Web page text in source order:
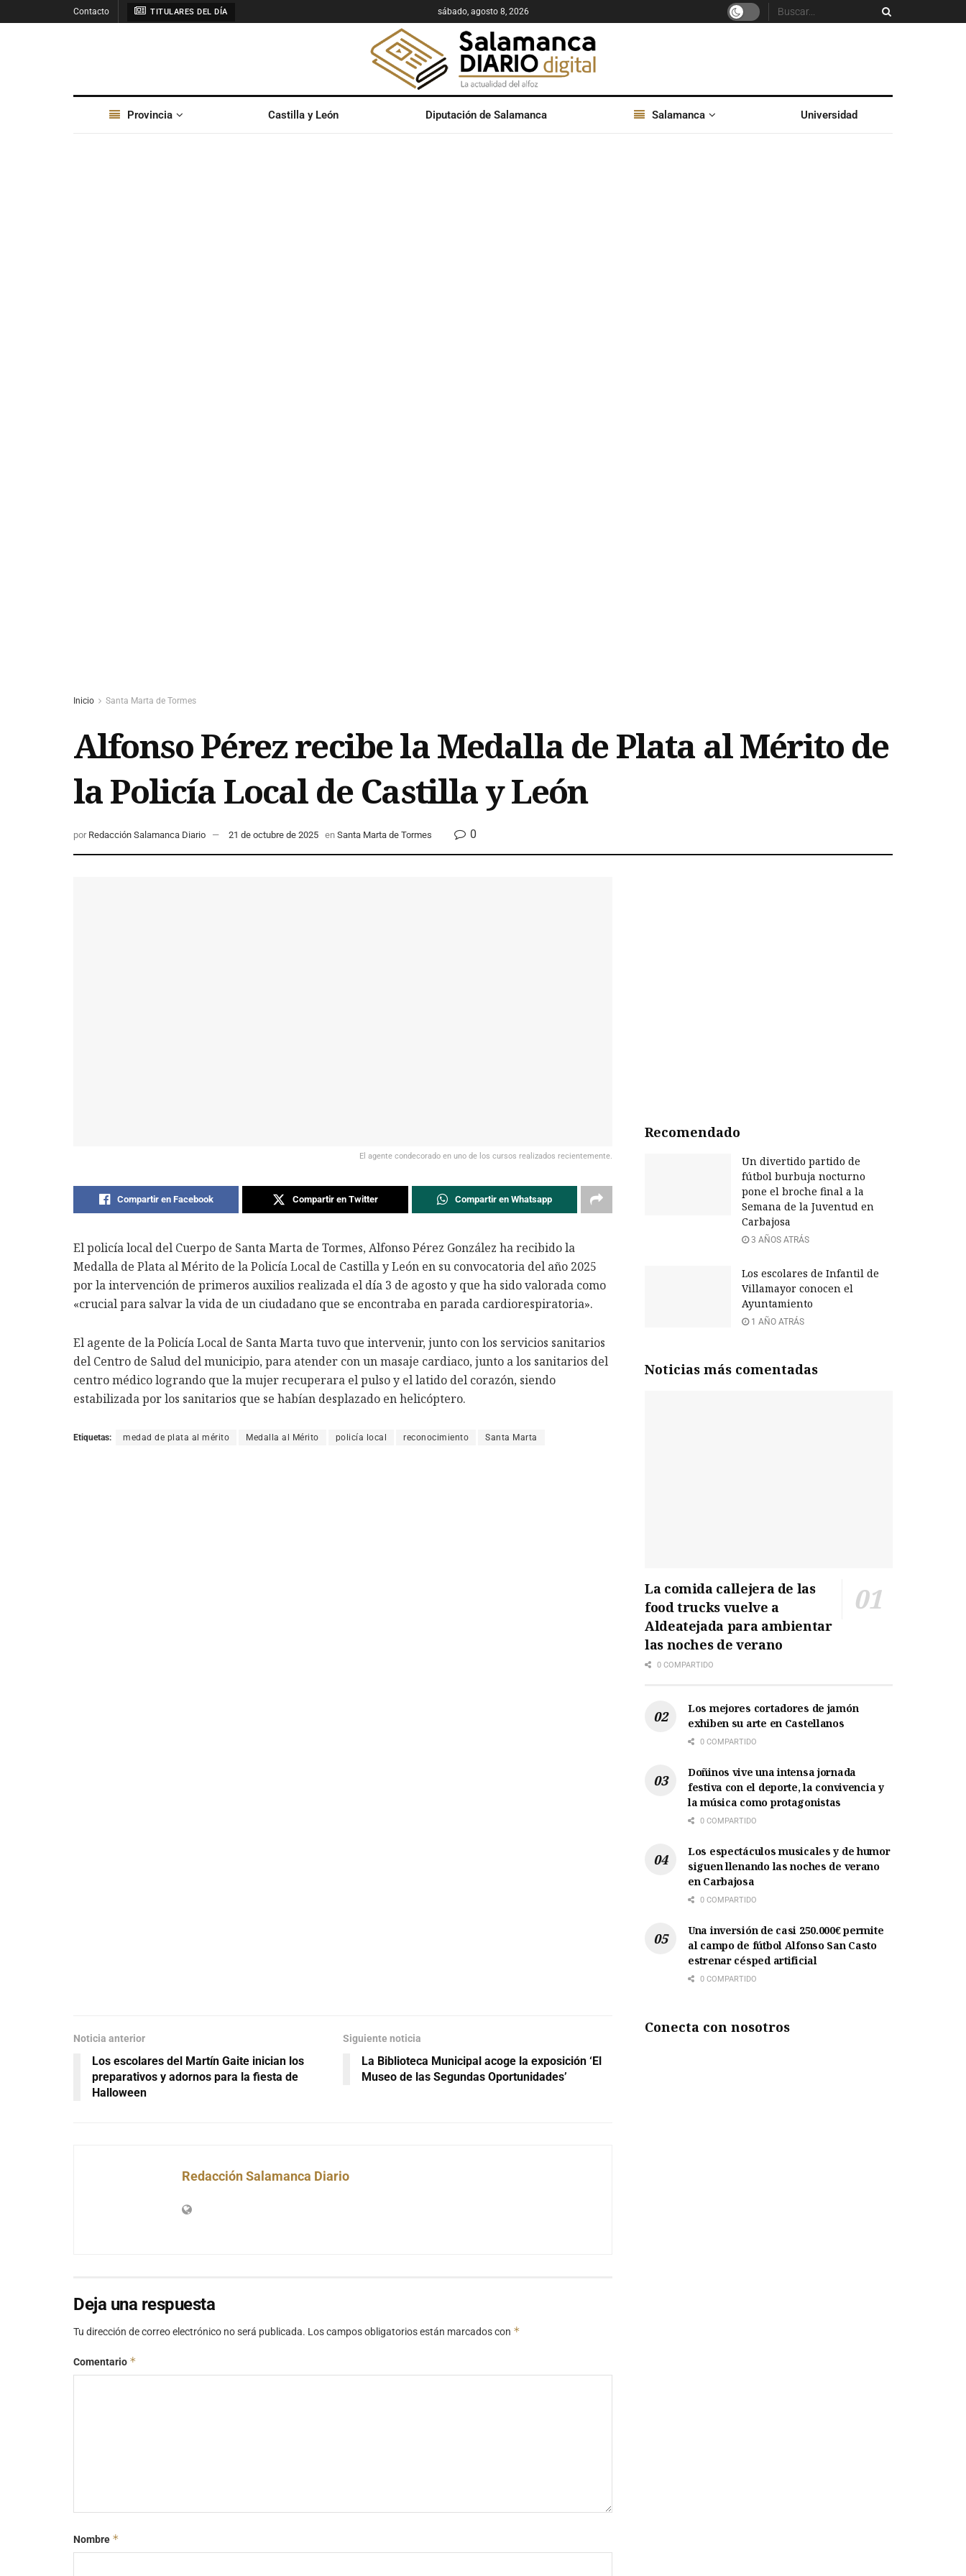
Contacto TITULARES DEL DÍA sábado, agosto 8, 2026
Provincia Castilla y León Diputación de Salamanca Salamanca Universidad
Inicio Santa Marta de Tormes
Alfonso Pérez recibe la Medalla de Plata al Mérito de
la Policía Local de Castilla y León
por Redacción Salamanca Diario 21 de octubre de 2025 en Santa Marta de Tormes 0
El agente condecorado en uno de los cursos realizados recientemente.
Compartir en Facebook Compartir en Twitter Compartir en Whatsapp
El policía local del Cuerpo de Santa Marta de Tormes, Alfonso Pérez González ha recibido la
Medalla de Plata al Mérito de la Policía Local de Castilla y León en su convocatoria del año 2025
por la intervención de primeros auxilios realizada el día 3 de agosto y que ha sido valorada como
«crucial para salvar la vida de un ciudadano que se encontraba en parada cardiorespiratoria».
El agente de la Policía Local de Santa Marta tuvo que intervenir, junto con los servicios sanitarios
del Centro de Salud del municipio, para atender con un masaje cardiaco, junto a los sanitarios del
centro médico logrando que la mujer recuperara el pulso y el latido del corazón, siendo
estabilizada por los sanitarios que se habían desplazado en helicóptero.
Etiquetas: medad de plata al mérito Medalla al Mérito policía local reconocimiento Santa Marta
Noticia anterior
Los escolares del Martín Gaite inician los
preparativos y adornos para la fiesta de
Halloween
Siguiente noticia
La Biblioteca Municipal acoge la exposición ‘El
Museo de las Segundas Oportunidades’
Redacción Salamanca Diario
Deja una respuesta
Tu dirección de correo electrónico no será publicada. Los campos obligatorios están marcados con *
Comentario *
Nombre *
Recomendado
Un divertido partido de
fútbol burbuja nocturno
pone el broche final a la
Semana de la Juventud en
Carbajosa
3 AÑOS ATRÁS
Los escolares de Infantil de
Villamayor conocen el
Ayuntamiento
1 AÑO ATRÁS
Noticias más comentadas
La comida callejera de las
food trucks vuelve a
Aldeatejada para ambientar
las noches de verano
0 COMPARTIDO
Los mejores cortadores de jamón
exhiben su arte en Castellanos
0 COMPARTIDO
Doñinos vive una intensa jornada
festiva con el deporte, la convivencia y
la música como protagonistas
0 COMPARTIDO
Los espectáculos musicales y de humor
siguen llenando las noches de verano
en Carbajosa
0 COMPARTIDO
Una inversión de casi 250.000€ permite
al campo de fútbol Alfonso San Casto
estrenar césped artificial
0 COMPARTIDO
Conecta con nosotros